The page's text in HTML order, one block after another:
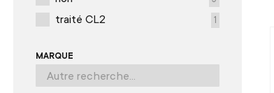
traité CL2 1
MARQUE